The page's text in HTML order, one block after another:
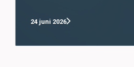
24 juni 2026